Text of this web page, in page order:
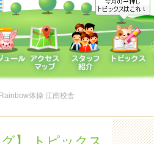
体操 江南校舎